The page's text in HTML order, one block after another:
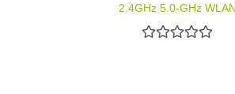
2,4GHz 5,0-GHz WLAN